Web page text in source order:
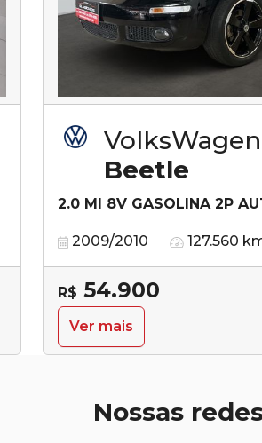
VolksWagen
Beetle
2.0 MI 8V GASOLINA 2P
2009/2010 127.560
R$ 54.900
Ver mais
Nossas